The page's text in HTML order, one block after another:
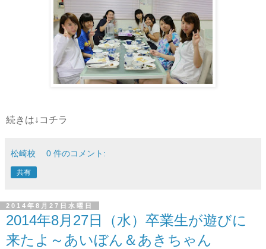
続きは↓コチラ
松崎校 0 件のコメント:
共有
2014年8月27日水曜日
2014年8月27日（水）卒業生が遊びに
来たよ～あいぼん＆あきちゃん